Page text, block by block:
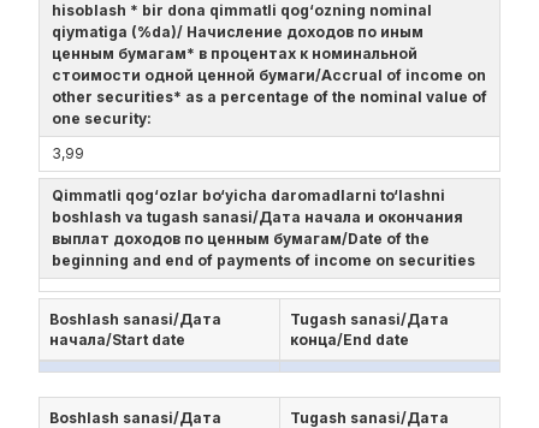
hisoblash * bir dona qimmatli qog‘ozning nominal
qiymatiga (%da)/ Начисление доходов по иным
ценным бумагам* в процентах к номинальной
стоимости одной ценной бумаги/Accrual of income on
other securities* as a percentage of the nominal value of
one security:
3,99
Qimmatli qog‘ozlar bo‘yicha daromadlarni to‘lashni
boshlash va tugash sanasi/Дата начала и окончания
выплат доходов по ценным бумагам/Date of the
beginning and end of payments of income on securities
Boshlash sanasi/Дата
начала/Start date
Tugash sanasi/Дата
конца/End date
Boshlash sanasi/Дата
Tugash sanasi/Дата